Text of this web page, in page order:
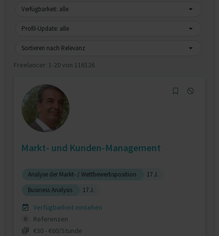
Verfügbarkeit: alle
Profil-Update: alle
Sortieren nach Relevanz
Freelancer: 1-20 von 116126
Markt- und Kunden-Management
Analyse der Markt- / Wettbewerbsposition
17 J.
Business Analysis
17 J.
Verfügbarkeit einsehen
0
Referenzen
€30 - €60/Stunde